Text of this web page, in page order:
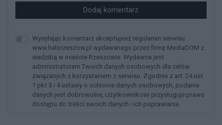
Dodaj komentarz
Wysyłając komentarz akceptujesz regulamin serwisu
www.halorzeszow.pl wydawanego przez firmę MediaDOM z
siedzibą w mieście Rzeszowie. Wydawca jest
administratorem Twoich danych osobowych dla celów
związanych z korzystaniem z serwisu. Zgodnie z art. 24 ust.
1 pkt 3 i 4 ustawy o ochronie danych osobowych, podanie
danych jest dobrowolne, Użytkownikowi przysługuje prawo
dostępu do treści swoich danych i ich poprawiania.